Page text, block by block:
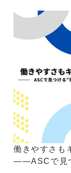
働きやすさも
――ASCで見